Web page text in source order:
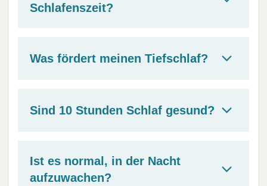
Schlafenszeit?
Was fördert meinen Tiefschlaf?
Sind 10 Stunden Schlaf gesund?
Ist es normal, in der Nacht
aufzuwachen?